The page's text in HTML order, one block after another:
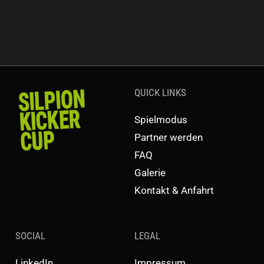
QUICK LINKS
Spielmodus
Partner werden
FAQ
Galerie
Kontakt & Anfahrt
SOCIAL LEGAL